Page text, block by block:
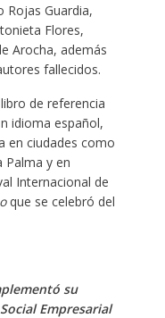
Rojas Guardia,
Flores,
Arocha, además
fallecidos.
de referencia
idioma español,
en ciudades como
Palma y en
Internacional de
que se celebró del
su
Empresarial